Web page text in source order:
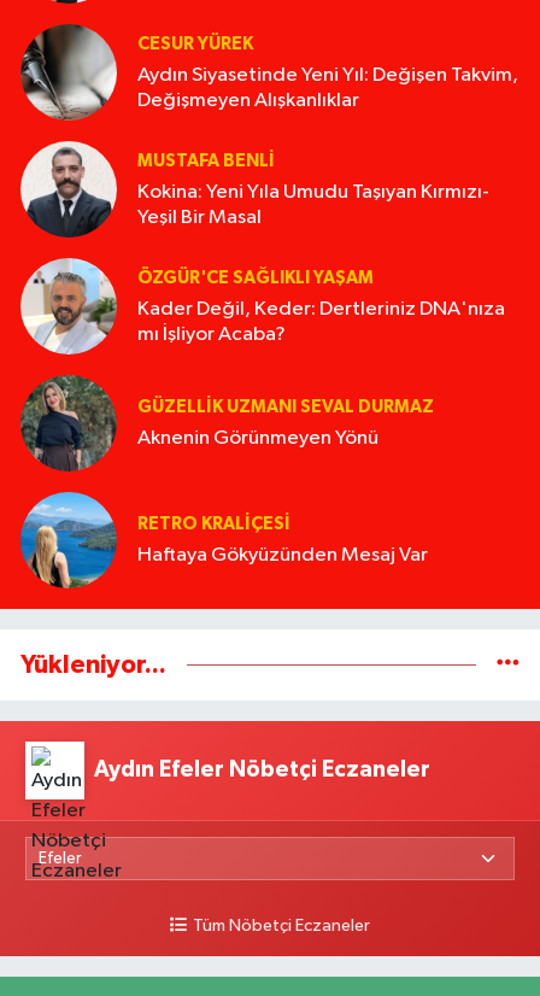
CESUR YÜREK
Aydın Siyasetinde Yeni Yıl: Değişen Takvim,
Değişmeyen Alışkanlıklar
MUSTAFA BENLI
Kokina: Yeni Yıla Umudu Taşıyan Kırmızı-
Yeşil Bir Masal
ÖZGÜR'CE SAĞLIKLI YAŞAM
Kader Değil, Keder: Dertleriniz DNA'nıza
mı İşliyor Acaba?
GÜZELLIK UZMANI SEVAL DURMAZ
Aknenin Görünmeyen Yönü
RETRO KRALIÇESI
Haftaya Gökyüzünden Mesaj Var
Yükleniyor...
Aydın Efeler Nöbetçi Eczaneler
Tüm Nöbetçi Eczaneler